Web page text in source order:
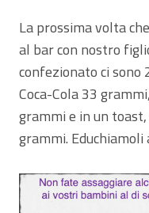
La prossima volta
al bar con nostro
confezionato ci sono
Coca-Cola 33
grammi e in un
grammi.